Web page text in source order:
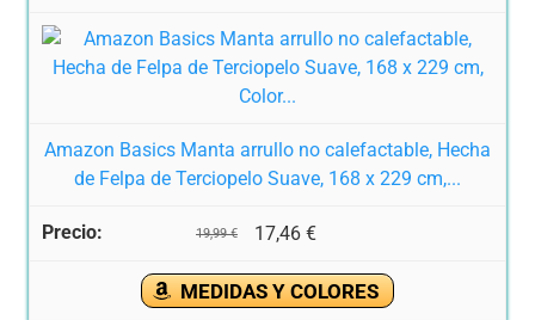
Amazon Basics Manta arrullo no calefactable, Hecha
de Felpa de Terciopelo Suave, 168 x 229 cm,...
19,99 € 17,46 €
MEDIDAS Y COLORES